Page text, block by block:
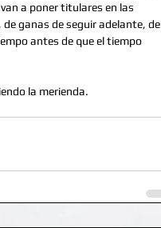
a poner titulares en las
ganas de seguir adelante, de
antes de que el tiempo
la merienda.